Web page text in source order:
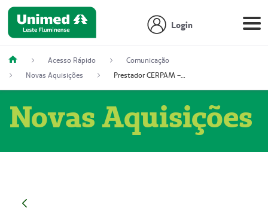
Login
Acesso Rápido
Comunicação
Novas Aquisições
Prestador CERPAM – Centro de Reabilitação S/S Ltda-ME (52004274-8)
Novas Aquisições